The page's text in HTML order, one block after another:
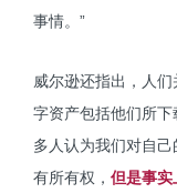
事情。”
威尔逊还指出，人
字资产包括他们所
多人认为我们对自
有所有权， 但是事实